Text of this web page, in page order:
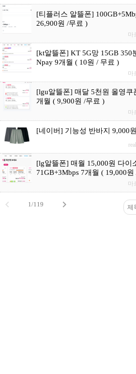
[티플러스 알뜰폰]
26,900원 /무료 )
마
[kt알뜰폰] KT 5G망 15GB 350
Npay 9개월 ( 10원 / 무료 )
마
[lgu알뜰폰] 매달 5천원 올영쿠
개월 ( 9,900원 /무료 )
마
[네이버] 기능성 반바지 9,000
[lg알뜰폰] 매월 15,000원 다이
71GB+3Mbps 7개월 ( 19,000
마
 1/119 